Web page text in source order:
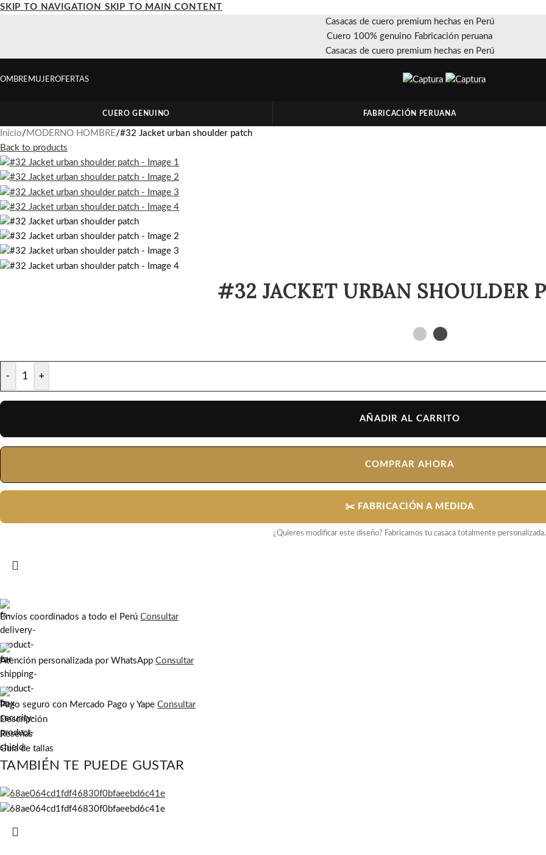
SKIP TO NAVIGATION SKIP TO MAIN CONTENT
Casacas de cuero premium hechas en Perú
Cuero 100% genuino Fabricación peruana
Casacas de cuero premium hechas en Perú
MUJEROFERTAS
CUERO GENUINO FABRICACIÓN PERUANA
Inicio/ MODERNO HOMBRE/#32 Jacket urban shoulder patch
Back to products
#32 JACKET URBAN SHOULDER
- +
AÑADIR AL CARRITO
COMPRAR AHORA
✂️ FABRICACIÓN A MEDIDA
¿Quieres modificar este diseño? Fabricamos tu casaca totalmente personalizada.
Envíos coordinados a todo el Perú Consultar
Atención personalizada por WhatsApp Consultar
Pago seguro con Mercado Pago y Yape Consultar
Descripción
Reseñas
Guía de tallas
TAMBIÉN TE PUEDE GUSTAR